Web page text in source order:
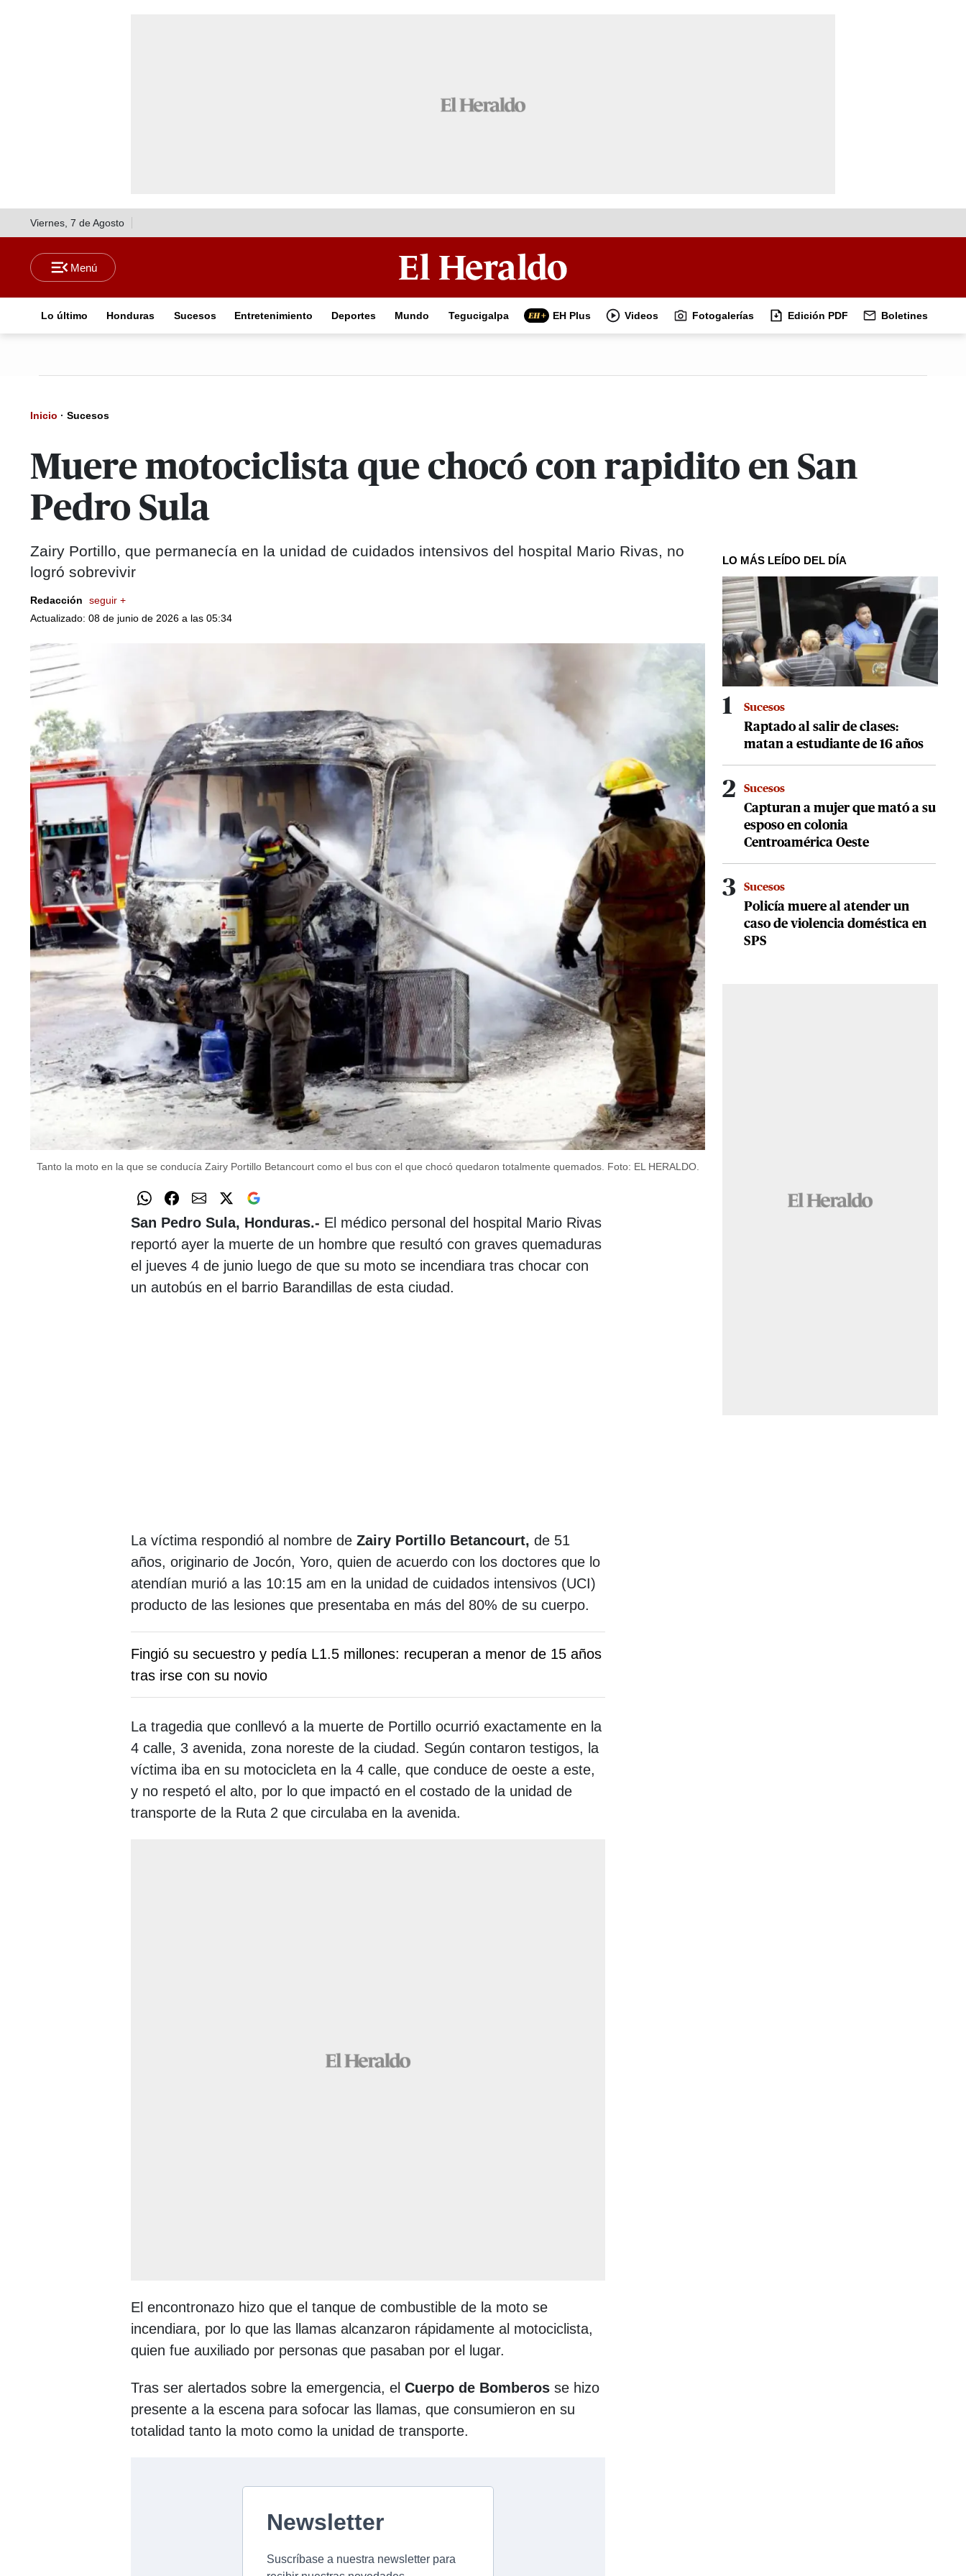
Viernes, 7 de Agosto
Lo último Honduras Sucesos Entretenimiento Deportes Mundo Tegucigalpa EH Plus Videos Fotogalerías Edición PDF Boletines
Inicio · Sucesos
Muere motociclista que chocó con rapidito en San
Pedro Sula
Zairy Portillo, que permanecía en la unidad de cuidados intensivos del hospital Mario Rivas, no
logró sobrevivir
Redacción
seguir +
Actualizado: 08 de junio de 2026 a las 05:34
Tanto la moto en la que se conducía Zairy Portillo Betancourt como el bus con el que chocó quedaron totalmente quemados. Foto: EL HERALDO.
San Pedro Sula, Honduras.- El médico personal del hospital Mario Rivas
reportó ayer la muerte de un hombre que resultó con graves quemaduras
el jueves 4 de junio luego de que su moto se incendiara tras chocar con
un autobús en el barrio Barandillas de esta ciudad.
La víctima respondió al nombre de Zairy Portillo Betancourt, de 51
años, originario de Jocón, Yoro, quien de acuerdo con los doctores que lo
atendían murió a las 10:15 am en la unidad de cuidados intensivos (UCI)
producto de las lesiones que presentaba en más del 80% de su cuerpo.
Fingió su secuestro y pedía L1.5 millones: recuperan a menor de 15 años
tras irse con su novio
La tragedia que conllevó a la muerte de Portillo ocurrió exactamente en la
4 calle, 3 avenida, zona noreste de la ciudad. Según contaron testigos, la
víctima iba en su motocicleta en la 4 calle, que conduce de oeste a este,
y no respetó el alto, por lo que impactó en el costado de la unidad de
transporte de la Ruta 2 que circulaba en la avenida.
El encontronazo hizo que el tanque de combustible de la moto se
incendiara, por lo que las llamas alcanzaron rápidamente al motociclista,
quien fue auxiliado por personas que pasaban por el lugar.
Tras ser alertados sobre la emergencia, el Cuerpo de Bomberosse hizo
presente a la escena para sofocar las llamas, que consumieron en su
totalidad tanto la moto como la unidad de transporte.
LO MÁS LEÍDO DEL DÍA
1 Sucesos
Raptado al salir de clases:
matan a estudiante de 16 años
2 Sucesos
Capturan a mujer que mató a su
esposo en colonia
Centroamérica Oeste
3 Sucesos
Policía muere al atender un
caso de violencia doméstica en
SPS